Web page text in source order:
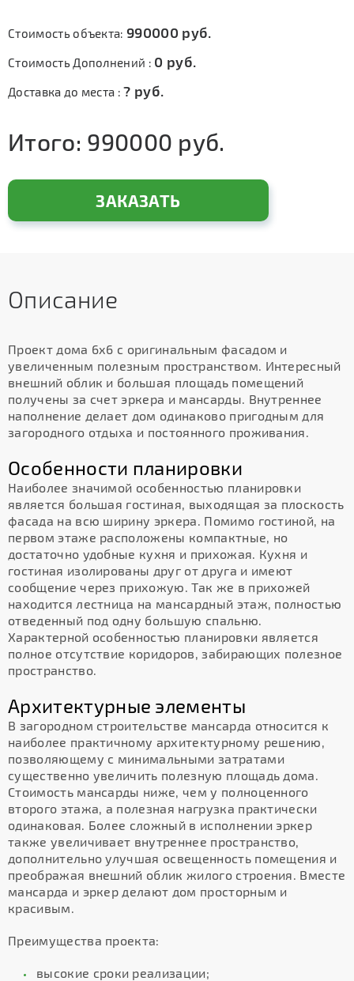
Стоимость объекта:990000 руб.
Стоимость Дополнений : 0 руб.
Доставка до места :? руб.
Итого: 990000 руб.
ЗАКАЗАТЬ
Описание
Проект дома 6х6 с оригинальным фасадом и
увеличенным полезным пространством. Интересный
внешний облик и большая площадь помещений
получены за счет эркера и мансарды. Внутреннее
наполнение делает дом одинаково пригодным для
загородного отдыха и постоянного проживания.
Особенности планировки
Наиболее значимой особенностью планировки
является большая гостиная, выходящая за плоскость
фасада на всю ширину эркера. Помимо гостиной, на
первом этаже расположены компактные, но
достаточно удобные кухня и прихожая. Кухня и
гостиная изолированы друг от друга и имеют
сообщение через прихожую. Так же в прихожей
находится лестница на мансардный этаж, полностью
отведенный под одну большую спальню.
Характерной особенностью планировки является
полное отсутствие коридоров, забирающих полезное
пространство.
Архитектурные элементы
В загородном строительстве мансарда относится к
наиболее практичному архитектурному решению,
позволяющему с минимальными затратами
существенно увеличить полезную площадь дома.
Стоимость мансарды ниже, чем у полноценного
второго этажа, а полезная нагрузка практически
одинаковая. Более сложный в исполнении эркер
также увеличивает внутреннее пространство,
дополнительно улучшая освещенность помещения и
преображая внешний облик жилого строения. Вместе
мансарда и эркер делают дом просторным и
красивым.
Преимущества проекта:
высокие сроки реализации;